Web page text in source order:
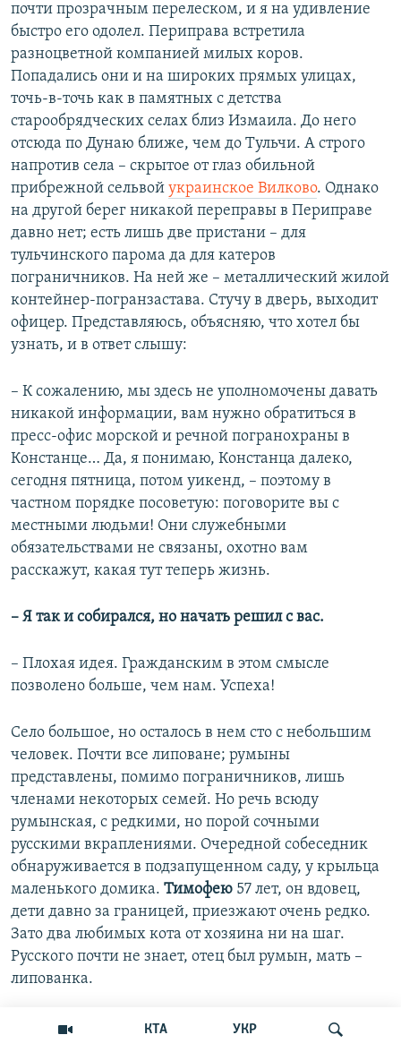
КТА УКР
почти прозрачным перелеском, и я на удивление
быстро его одолел. Периправа встретила
разноцветной компанией милых коров.
Попадались они и на широких прямых улицах,
точь-в-точь как в памятных с детства
старообрядческих селах близ Измаила. До него
отсюда по Дунаю ближе, чем до Тульчи. А строго
напротив села – скрытое от глаз обильной
прибрежной сельвой украинское Вилково. Однако
на другой берег никакой переправы в Периправе
давно нет; есть лишь две пристани – для
тульчинского парома да для катеров
пограничников. На ней же – металлический жилой
контейнер-погранзастава. Стучу в дверь, выходит
офицер. Представляюсь, объясняю, что хотел бы
узнать, и в ответ слышу:
– К сожалению, мы здесь не уполномочены давать
никакой информации, вам нужно обратиться в
пресс-офис морской и речной погранохраны в
Констанце… Да, я понимаю, Констанца далеко,
сегодня пятница, потом уикенд, – поэтому в
частном порядке посоветую: поговорите вы с
местными людьми! Они служебными
обязательствами не связаны, охотно вам
расскажут, какая тут теперь жизнь.
– Я так и собирался, но начать решил с вас.
– Плохая идея. Гражданским в этом смысле
позволено больше, чем нам. Успеха!
Село большое, но осталось в нем сто с небольшим
человек. Почти все липоване; румыны
представлены, помимо пограничников, лишь
членами некоторых семей. Но речь всюду
румынская, с редкими, но порой сочными
русскими вкраплениями. Очередной собеседник
обнаруживается в подзапущенном саду, у крыльца
маленького домика. Тимофею 57 лет, он вдовец,
дети давно за границей, приезжают очень редко.
Зато два любимых кота от хозяина ни на шаг.
Русского почти не знает, отец был румын, мать –
липованка.
– Вот мама по-русски